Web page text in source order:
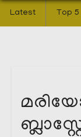
Latest Top